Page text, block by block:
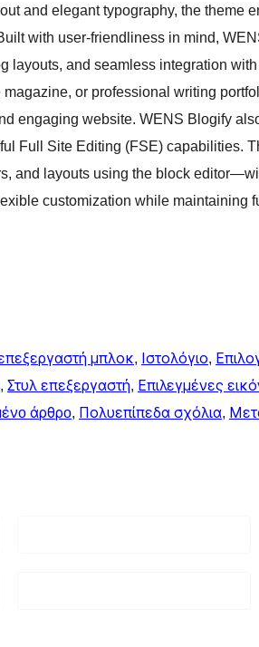
and elegant typography, the theme
with user-friendliness in mind,
layouts, and seamless integration
or professional writing
engaging website. WENS Blogify
Full Site Editing (FSE) capabilities.
and layouts using the block
customization while maintaining
μπλοκ, Ιστολόγιο,
, Στυλ επεξεργαστή, Επιλεγμένες
άρθρo, Πολυεπίπεδα σχόλια,